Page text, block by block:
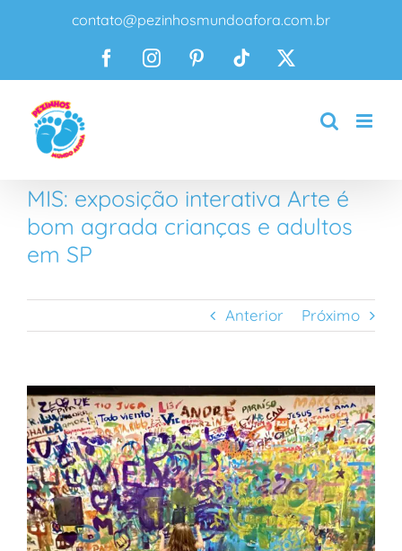
conteúdo
contato@pezinhosmundoafora.com.br
FacebookInstagramPinterestTiktok
MIS: exposição interativa Arte é
bom agrada crianças e adultos
em SP
Anterior Próximo